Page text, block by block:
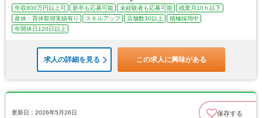
年収800万円以上可 新卒も応募可能 未経験者も応募可能
残業月10ｈ以下
産休・育休取得実績有り
スキルアップ 店舗数30以上
積極採用中
年間休日120日以上
求人の詳細を見る この求人に興味がある
更新日：2026年5月26日 保存する